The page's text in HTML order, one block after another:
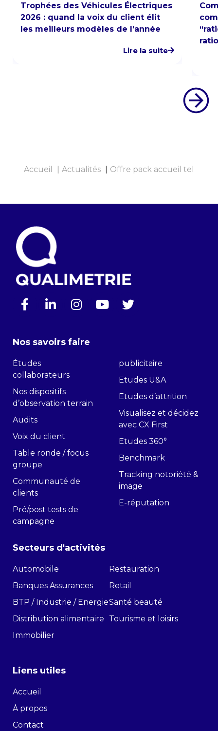
Trophées des Véhicules Électriques
2026 : quand la voix du client élit
les meilleurs modèles de l’année
Lire la suite
Accueil Actualités Offre pack accueil tel
Nos savoirs faire
Études
collaborateurs
Nos dispositifs
d’observation terrain
Audits
Voix du client
Table ronde / focus
groupe
Communauté de
clients
Pré/post tests de
campagne
publicitaire
Etudes U&A
Etudes d’attrition
Visualisez et décidez
avec CX First
Etudes 360°
Benchmark
Tracking notoriété &
image
E-réputation
Secteurs d'activités
Automobile
Banques Assurances
BTP / Industrie / Energie
Distribution alimentaire
Immobilier
Restauration
Retail
Santé beauté
Tourisme et loisirs
Liens utiles
Accueil
À propos
Contact